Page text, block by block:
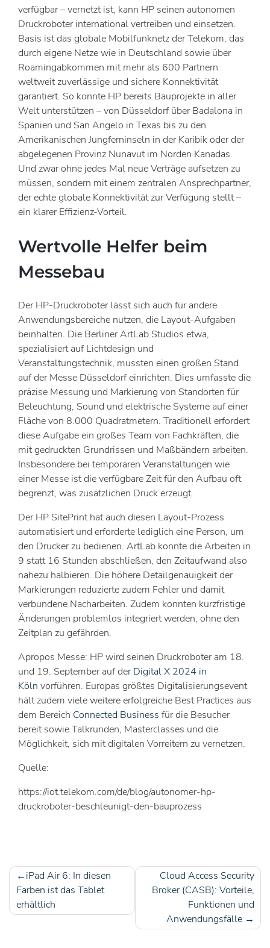
verfügbar – vernetzt ist, kann HP seinen autonomen
Druckroboter international vertreiben und einsetzen.
Basis ist das globale Mobilfunknetz der Telekom, das
durch eigene Netze wie in Deutschland sowie über
Roamingabkommen mit mehr als 600 Partnern
weltweit zuverlässige und sichere Konnektivität
garantiert. So konnte HP bereits Bauprojekte in aller
Welt unterstützen – von Düsseldorf über Badalona in
Spanien und San Angelo in Texas bis zu den
Amerikanischen Jungferninseln in der Karibik oder der
abgelegenen Provinz Nunavut im Norden Kanadas.
Und zwar ohne jedes Mal neue Verträge aufsetzen zu
müssen, sondern mit einem zentralen Ansprechpartner,
der echte globale Konnektivität zur Verfügung stellt –
ein klarer Effizienz-Vorteil.
Wertvolle Helfer beim
Messebau
Der HP-Druckroboter lässt sich auch für andere
Anwendungsbereiche nutzen, die Layout-Aufgaben
beinhalten. Die Berliner ArtLab Studios etwa,
spezialisiert auf Lichtdesign und
Veranstaltungstechnik, mussten einen großen Stand
auf der Messe Düsseldorf einrichten. Dies umfasste die
präzise Messung und Markierung von Standorten für
Beleuchtung, Sound und elektrische Systeme auf einer
Fläche von 8.000 Quadratmetern. Traditionell erfordert
diese Aufgabe ein großes Team von Fachkräften, die
mit gedruckten Grundrissen und Maßbändern arbeiten.
Insbesondere bei temporären Veranstaltungen wie
einer Messe ist die verfügbare Zeit für den Aufbau oft
begrenzt, was zusätzlichen Druck erzeugt.
Der HP SitePrint hat auch diesen Layout-Prozess
automatisiert und erforderte lediglich eine Person, um
den Drucker zu bedienen. ArtLab konnte die Arbeiten in
9 statt 16 Stunden abschließen, den Zeitaufwand also
nahezu halbieren. Die höhere Detailgenauigkeit der
Markierungen reduzierte zudem Fehler und damit
verbundene Nacharbeiten. Zudem konnten kurzfristige
Änderungen problemlos integriert werden, ohne den
Zeitplan zu gefährden.
Apropos Messe: HP wird seinen Druckroboter am 18.
und 19. September auf derDigital X 2024 in
Köln vorführen. Europas größtes Digitalisierungsevent
hält zudem viele weitere erfolgreiche Best Practices aus
dem Bereich Connected Business für die Besucher
bereit sowie Talkrunden, Masterclasses und die
Möglichkeit, sich mit digitalen Vorreitern zu vernetzen.
Quelle:
https://iot.telekom.com/de/blog/autonomer-hp-
druckroboter-beschleunigt-den-bauprozess
Beitragsnavigation
iPad Air 6: In diesen
Farben ist das Tablet
erhältlich
Cloud Access Security
Broker (CASB): Vorteile,
Funktionen und
Anwendungsfälle